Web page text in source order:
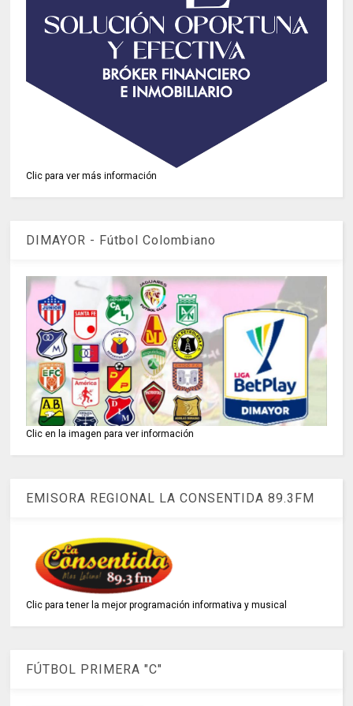
Clic para ver más información
DIMAYOR - Fútbol Colombiano
Clic en la imagen para ver información
EMISORA REGIONAL LA CONSENTIDA 89.3FM
Clic para tener la mejor programación informativa y musical
FÚTBOL PRIMERA "C"